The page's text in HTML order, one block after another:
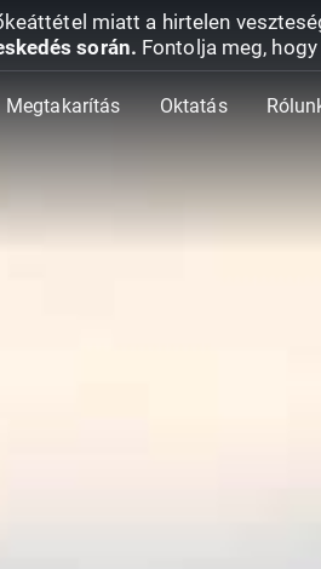
miatt a hirtelen
során. Fontolja meg,
Megtakarítás Oktatás